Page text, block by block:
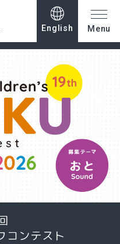
English Menu
コンテスト